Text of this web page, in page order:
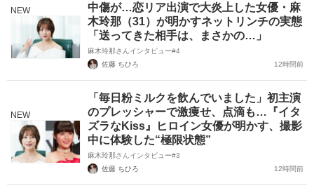
NEW
中傷が…恋リア出演で大炎上した女優・麻
木玲那（31）が明かすネットリンチの実態
「送ってきた相手は、まさかの…」
麻木玲那さんインタビュー#4
佐藤 ちひろ
12時間前
NEW
「毎日粉ミルクを飲んでいました」初主演
のプレッシャーで激痩せ、点滴も…『イタ
ズラなKiss』ヒロイン女優が明かす、撮影
中に体験した“極限状態”
麻木玲那さんインタビュー#3
佐藤 ちひろ
12時間前